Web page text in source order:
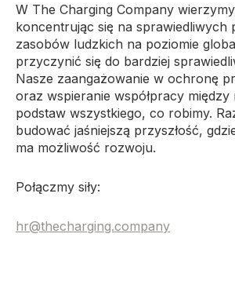
W The Charging Company
koncentrując się na sprawiedliwych
zasobów ludzkich na poziomie
przyczynić się do bardziej
Nasze zaangażowanie w ochronę
oraz wspieranie współpracy
podstaw wszystkiego, co robimy.
budować jaśniejszą przyszłość,
ma możliwość rozwoju.
Połączmy siły:
hr@thecharging.company